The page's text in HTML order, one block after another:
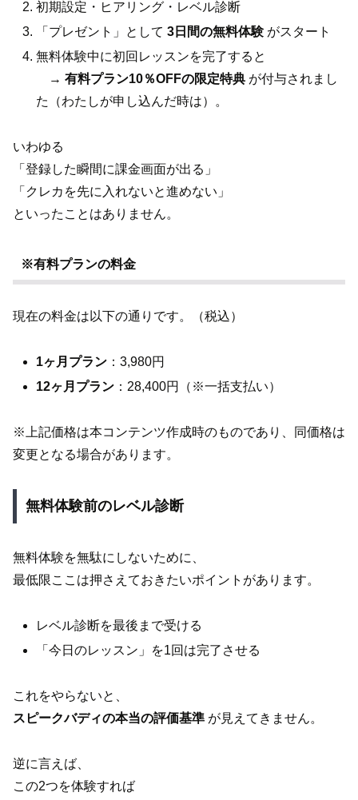
初期設定・ヒアリング・レベル診断
「プレゼント」として3日間の無料体験がスタート
無料体験中に初回レッスンを完了すると
→有料プラン10％OFFの限定特典 が付与されまし
た（わたしが申し込んだ時は）。
いわゆる
「登録した瞬間に課金画面が出る」
「クレカを先に入れないと進めない」
といったことはありません。
※有料プランの料金
現在の料金は以下の通りです。（税込）
1ヶ月プラン ：3,980円
12ヶ月プラン ：28,400円（※一括支払い）
※上記価格は本コンテンツ作成時のものであり、同価格は
変更となる場合があります。
無料体験前のレベル診断
無料体験を無駄にしないために、
最低限ここは押さえておきたいポイントがあります。
レベル診断を最後まで受ける
「今日のレッスン」を1回は完了させる
これをやらないと、
スピークバディの本当の評価基準 が見えてきません。
逆に言えば、
この2つを体験すれば